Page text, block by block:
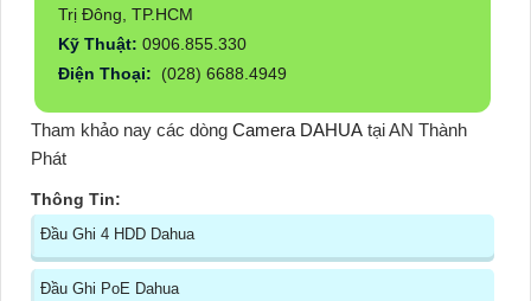
Trị Đông, TP.HCM
Kỹ Thuật: 0906.855.330
Điện Thoại:
(028) 6688.4949
Tham khảo nay các dòng Camera DAHUA tại AN Thành
Phát
Thông Tin:
Đầu Ghi 4 HDD Dahua
Đầu Ghi PoE Dahua